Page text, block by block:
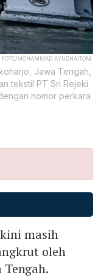
FOTO/MOHAMMAD AYUDHA/TOM.
Jawa Tengah,
tekstil PT Sri Rejeki
nomor perkara
masih
oleh
Tengah.